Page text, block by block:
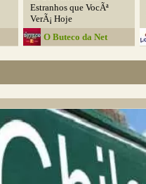
Estranhos que VocÃª
VerÃ¡ Hoje
O Buteco da Net